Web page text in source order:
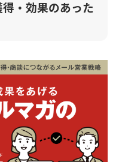
・効果のあった